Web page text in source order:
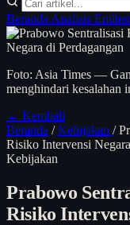
Beranda Analisis Emiten
Foto: Asia Times —
menghindari kesalahan
← Kembali
Beranda / Kebijakan /
Risiko Intervensi
Kebijakan
Prabowo
Risiko